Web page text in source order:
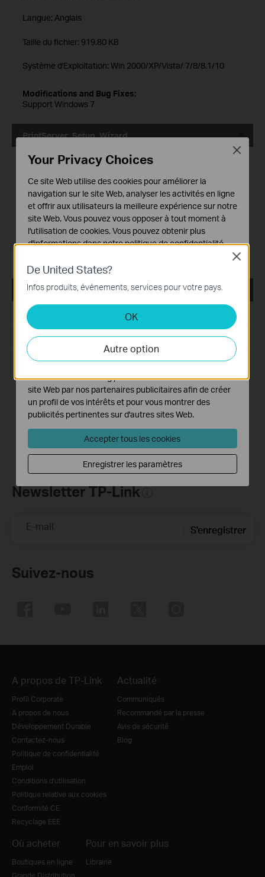
Langue: Anglais
Taille du fichier: 919.80 KB
Système d'Exploitation: Win 2000/XP/Vista/ 7/8/8.1/10
Modifications and Bug Fixes:
Support Windows 7
PrintServer_Setup_Wizard
Date de publication:2017-08-08
Langue:Anglais
Taille du fichier:2.93 MB
Système d'Exploitation: Windows
2000/XP/2003/Vista/7/8/8.1/10
TL-PS110P PSAdmin Management Utility
Date de publication: 2017-08-08
Langue:Anglais
Taille du fichier:2.89 MB
Système d'Exploitation:
Win98SE/Me/NT/2000/XP/Vista/7/8/8.1/10
Newsletter TP-Link
E-mail S'enregistrer
Suivez-nous
A propos de TP-Link
Profil Corporate
A propos de nous
Développement Durable
Contactez-nous
Politique de confidentialité
Emploi
Conditions d'utilisation
Politique relative aux cookies
Conformité CE
Recyclage EEE
Actualité
Communiqués
Recommandé par la presse
Avis de sécurité
Blog
Où acheter
Boutiques en ligne
Pour en savoir plus
Librairie
De United States?
Infos produits, événements, services pour votre pays.
OK
Autre option
Close
Your Privacy Choices
Ce site Web utilise des cookies pour améliorer la
navigation sur le site Web, analyser les activités en ligne
et offrir aux utilisateurs la meilleure expérience sur notre
site Web. Vous pouvez vous opposer à tout moment à
l'utilisation de cookies. Vous pouvez obtenir plus
d'informations dans notrepolitique de confidentialité.
Cookies basiques
Ces cookies sont nécessaires au fonctionnement du
site Web et ne peuvent pas être désactivés dans vos
Cookies d'analyse et marketing
Les cookies d'analyse nous permettent d'analyser vos
activités sur notre site Web pour améliorer et ajuster les
fonctionnalités de notre site Web.
Les cookies marketing peuvent être définis via notre
site Web par nos partenaires publicitaires afin de créer
un profil de vos intérêts et pour vous montrer des
publicités pertinentes sur d'autres sites Web.
Accepter tous les cookies
Enregistrer les paramètres
Close